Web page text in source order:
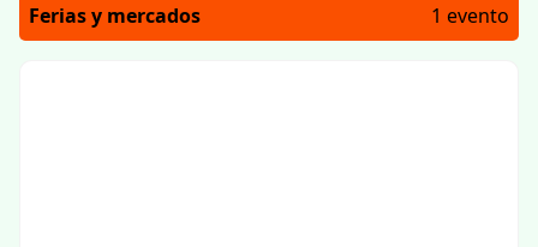
Ferias y mercados 1 evento